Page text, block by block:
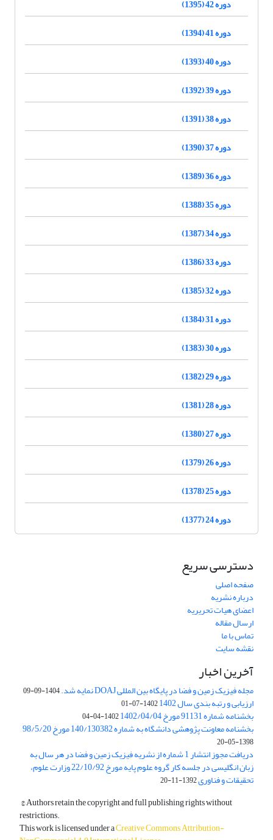
دوره 42 (1395)
دوره 41 (1394)
دوره 40 (1393)
دوره 39 (1392)
دوره 38 (1391)
دوره 37 (1390)
دوره 36 (1389)
دوره 35 (1388)
دوره 34 (1387)
دوره 33 (1386)
دوره 32 (1385)
دوره 31 (1384)
دوره 30 (1383)
دوره 29 (1382)
دوره 28 (1381)
دوره 27 (1380)
دوره 26 (1379)
دوره 25 (1378)
دوره 24 (1377)
دسترسی سریع
صفحه اصلی
درباره نشریه
اعضای هیات تحریریه
ارسال مقاله
تماس با ما
نقشه سایت
آخرین اخبار
مجله فیزیک زمین و فضا در پایگاه بین المللی DOAJ نمایه شد. 1404-09-09
ارزیابی و رتبه بندی سال 1402 1402-07-01
بخشنامه شماره 91131 مورخ 1402/04/04 1402-04-04
بخشنامه معاونت پژوهشی دانشگاه به شماره 140/130382 مورخ 98/5/20
1398-05-20
دریافت مجوز انتشار 1 شماره از نشریه فیزیک زمین و فضا در هر سال به
زبان انگلیسی در جلسه کار گروه علوم پایه مورخ 22/10/92 وزارت علوم،
تحقیقات و فناوری1392-11-20
© Authors retain the copyright and full publishing rights without
restrictions.
This work is licensed under aCreative Commons Attribution-